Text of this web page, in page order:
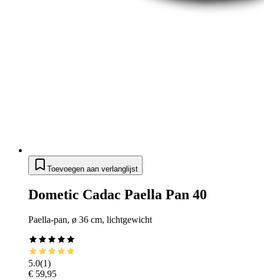
Toevoegen aan verlanglijst
Dometic Cadac Paella Pan 40
Paella-pan, ø 36 cm, lichtgewicht
5.0(1)
€ 59,95